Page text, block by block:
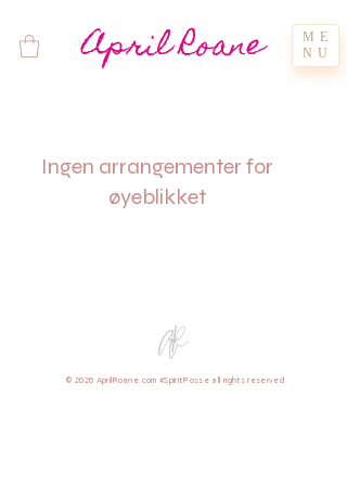
April Roane
ME
NU
Ingen arrangementer for
øyeblikket
© 2026 AprilRoane.com #SpiritPosse all rights reserved